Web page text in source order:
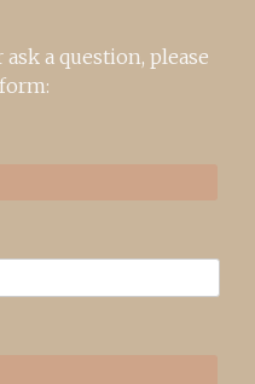
a question, please